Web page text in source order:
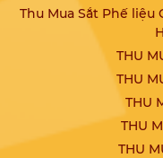
Thu Mua Sắt Phế liệu
THU
THU
THU
THU
THU